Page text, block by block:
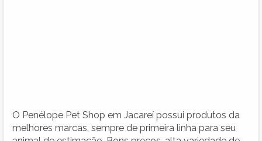
O Penélope Pet Shop em Jacareí possui produtos da
melhores marcas, sempre de primeira linha para seu